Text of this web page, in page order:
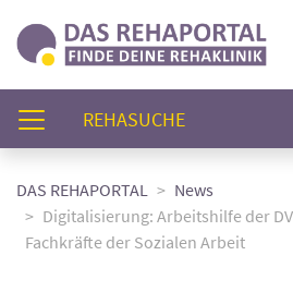
REHASUCHE(AKTUELL)
DAS REHAPORTAL
News
Digitalisierung: Arbeitshilfe der
Fachkräfte der Sozialen Arbeit